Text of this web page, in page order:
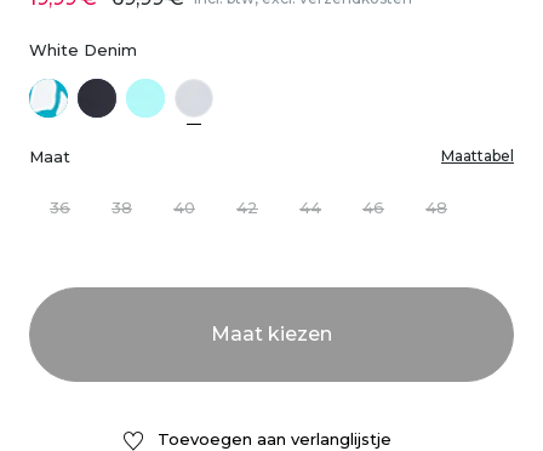
White Denim
Maat Maattabel
36 38 40 42 44 46 48
Toevoegen aan verlanglijstje